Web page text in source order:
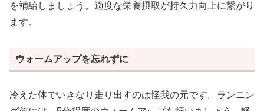
を補給しましょう。適度な栄養摂取が持久力向上に繋がり
ます。
ウォームアップを忘れずに
冷えた体でいきなり走り出すのは怪我の元です。ランニン